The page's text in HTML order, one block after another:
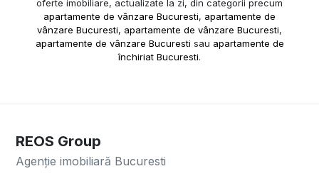
oferte imobiliare, actualizate la zi, din categorii precum
apartamente de vânzare Bucuresti, apartamente de
vânzare Bucuresti, apartamente de vânzare Bucuresti,
apartamente de vânzare Bucuresti sau apartamente de
închiriat Bucuresti.
REOS Group
Agenție imobiliară Bucuresti